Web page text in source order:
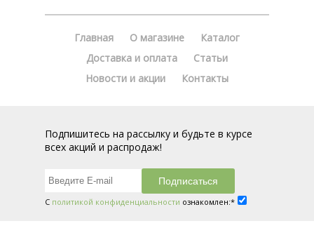
Главная О магазине
Каталог
Доставка и оплата
Статьи
Новости и акции
Контакты
Подпишитесь на рассылку и будьте в курсе
всех акций и распродаж!
С политикой конфиденциальности ознакомлен:*